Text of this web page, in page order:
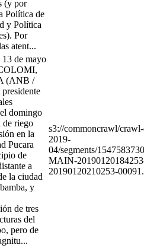
(y por
Política de
y Política
Por
atent...
de mayo
(ANB /
domingo
de riego
en la
Pucara
de
a
la ciudad
y
de tres
del
pero de
s3://commoncrawl/
2019-
04/segments/
MAIN-
20190120210253-